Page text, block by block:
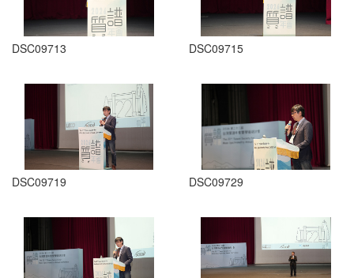
DSC09713 DSC09715
DSC09719 DSC09729